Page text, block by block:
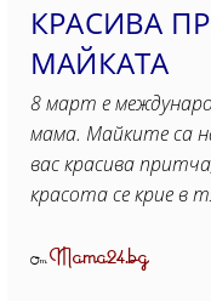
КРАСИВА
МАЙКАТА
8 март е
мама. Майките са
вас красива
красота се крие в
ОтMama24.bg